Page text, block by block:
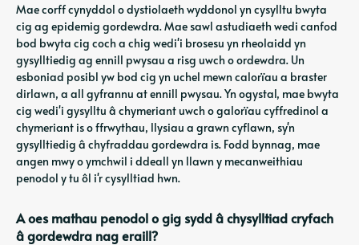
Mae corff cynyddol o dystiolaeth wyddonol yn cysylltu bwyta
cig ag epidemig gordewdra. Mae sawl astudiaeth wedi canfod
bod bwyta cig coch a chig wedi'i brosesu yn rheolaidd yn
gysylltiedig ag ennill pwysau a risg uwch o ordewdra. Un
esboniad posibl yw bod cig yn uchel mewn calorïau a braster
dirlawn, a all gyfrannu at ennill pwysau. Yn ogystal, mae bwyta
cig wedi'i gysylltu â chymeriant uwch o galorïau cyffredinol a
chymeriant is o ffrwythau, llysiau a grawn cyflawn, sy'n
gysylltiedig â chyfraddau gordewdra is. Fodd bynnag, mae
angen mwy o ymchwil i ddeall yn llawn y mecanweithiau
penodol y tu ôl i'r cysylltiad hwn.
A oes mathau penodol o gig sydd â chysylltiad cryfach
â gordewdra nag eraill?